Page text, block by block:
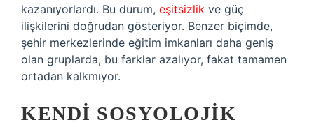
kazanıyorlardı. Bu durum, eşitsizlik ve güç
ilişkilerini doğrudan gösteriyor. Benzer biçimde,
şehir merkezlerinde eğitim imkanları daha geniş
olan gruplarda, bu farklar azalıyor, fakat tamamen
ortadan kalkmıyor.
KENDI SOSYOLOJIK